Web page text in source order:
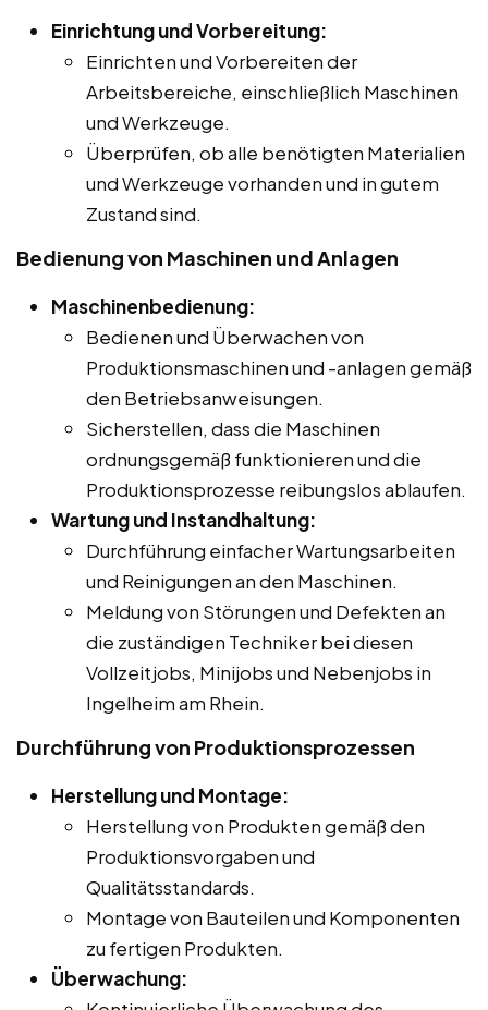
Einrichtung und Vorbereitung:
Einrichten und Vorbereiten der
Arbeitsbereiche, einschließlich Maschinen
und Werkzeuge.
Überprüfen, ob alle benötigten Materialien
und Werkzeuge vorhanden und in gutem
Zustand sind.
Bedienung von Maschinen und Anlagen
Maschinenbedienung:
Bedienen und Überwachen von
Produktionsmaschinen und -anlagen gemäß
den Betriebsanweisungen.
Sicherstellen, dass die Maschinen
ordnungsgemäß funktionieren und die
Produktionsprozesse reibungslos ablaufen.
Wartung und Instandhaltung:
Durchführung einfacher Wartungsarbeiten
und Reinigungen an den Maschinen.
Meldung von Störungen und Defekten an
die zuständigen Techniker bei diesen
Vollzeitjobs, Minijobs und Nebenjobs in
Ingelheim am Rhein.
Durchführung von Produktionsprozessen
Herstellung und Montage:
Herstellung von Produkten gemäß den
Produktionsvorgaben und
Qualitätsstandards.
Montage von Bauteilen und Komponenten
zu fertigen Produkten.
Überwachung: